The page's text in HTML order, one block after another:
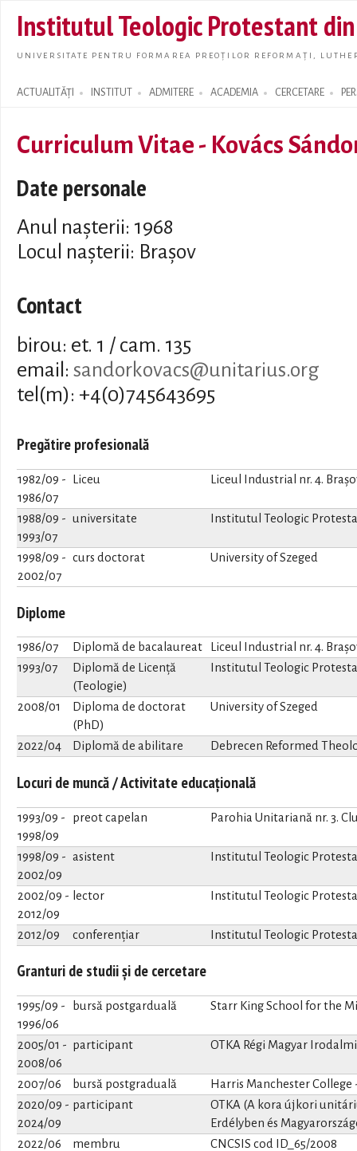
main
Institutul Teologic Protestant
UNIVERSITATE PENTRU FORMAREA PREOȚILOR REFORMAȚI,
ACTUALITĂȚI INSTITUT ADMITERE ACADEMIA CERCETARE
Search form
Curriculum Vitae - Kovács
Date personale
Anul nașterii: 1968
Locul nașterii: Brașov
Contact
birou: et. 1 / cam. 135
email: sandorkovacs@unitarius.org
tel(m): +4(0)745643695
Pregătire profesională
1982/09 -
1986/07
Liceu Liceul Industrial nr. 4.
1988/09 -
1993/07
universitate Institutul Teologic
1998/09 -
2002/07
curs doctorat University of Szeged
Diplome
1986/07 Diplomă de bacalaureat
Liceul Industrial nr. 4.
1993/07
Diplomă de Licență
(Teologie)
Institutul Teologic
2008/01
Diploma de doctorat
(PhD)
University of Szeged
2022/04 Diplomă de abilitare Debrecen Reformed
Locuri de muncă / Activitate educațională
1993/09 -
1998/09
preot capelan Parohia Unitariană nr. 3.
1998/09 -
2002/09
asistent Institutul Teologic
2002/09 -
2012/09
lector Institutul Teologic
2012/09 conferențiar Institutul Teologic
Granturi de studii și de cercetare
1995/09 -
1996/06
bursă postgarduală Starr King School for the
2005/01 -
2008/06
participant OTKA Régi Magyar
2007/06 bursă postgraduală
Harris Manchester
2020/09 -
2024/09
participant
OTKA (A kora újkori
Erdélyben és
2022/06
membru CNCSIS cod ID_65/2008